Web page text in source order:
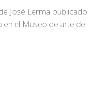
José Lerma publicado
el Museo de arte de